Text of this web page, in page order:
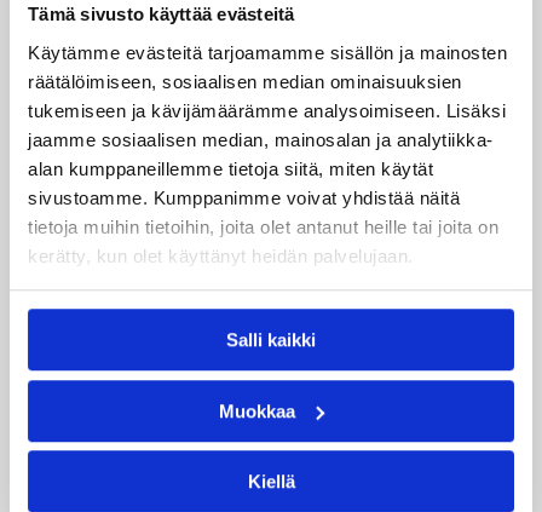
Tämä sivusto käyttää evästeitä
Käytämme evästeitä tarjoamamme sisällön ja mainosten
räätälöimiseen, sosiaalisen median ominaisuuksien
tukemiseen ja kävijämäärämme analysoimiseen. Lisäksi
jaamme sosiaalisen median, mainosalan ja analytiikka-
alan kumppaneillemme tietoja siitä, miten käytät
sivustoamme. Kumppanimme voivat yhdistää näitä
tietoja muihin tietoihin, joita olet antanut heille tai joita on
kerätty, kun olet käyttänyt heidän palvelujaan.
Salli kaikki
Muokkaa
Kiellä
Suomalaiset ulkomailla 06.08.2026 09:16
Mystics nousi 20 pisteen takaa
voittoon Wingsiä vastaan –
Kuier viisi pistettä
WNBA:ssa Dallas Wings ehti johtaa peliä jo 20